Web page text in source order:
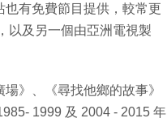
有免費節目提供，較常更
以及另一個由亞洲電視製
》、《尋找他鄉的故事》
1999 及 2004 - 2015 年